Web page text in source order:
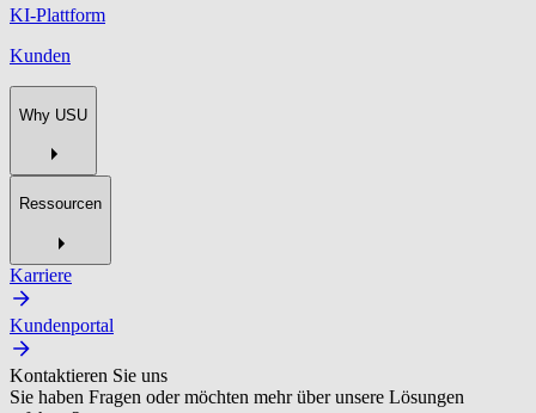
KI-Plattform
Kunden
Why USU
Ressourcen
Karriere
Kundenportal
Kontaktieren Sie uns
Sie haben Fragen oder möchten mehr über unsere Lösungen